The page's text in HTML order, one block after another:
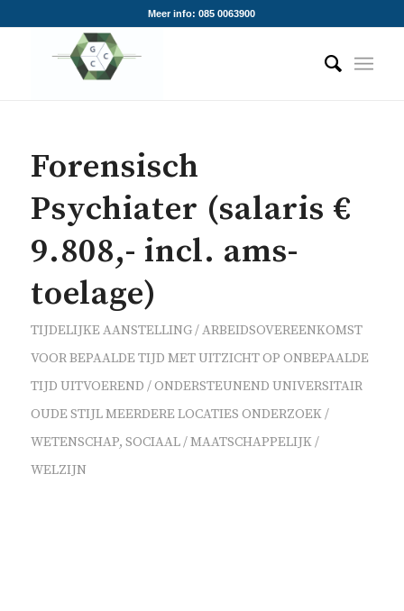
Meer info: 085 0063900
Forensisch
Psychiater (salaris €
9.808,- incl. ams-
toelage)
TIJDELIJKE AANSTELLING / ARBEIDSOVEREENKOMST
VOOR BEPAALDE TIJD MET UITZICHT OP ONBEPAALDE
TIJD UITVOEREND / ONDERSTEUNEND UNIVERSITAIR
OUDE STIJLMEERDERE LOCATIES ONDERZOEK /
WETENSCHAP, SOCIAAL / MAATSCHAPPELIJK /
WELZIJN